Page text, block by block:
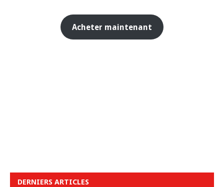
Acheter maintenant
DERNIERS ARTICLES